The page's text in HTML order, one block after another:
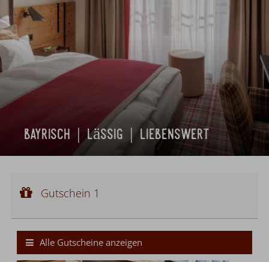
bayrisch | lässig | liebenswert
Gutscheinwert:
Gutschein 1
Alle Gutscheine anzeigen